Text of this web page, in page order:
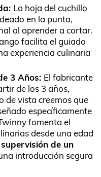
La hoja del cuchillo
en la punta,
al aprender a cortar.
facilita el guiado
experiencia culinaria
3 Años: El fabricante
de los 3 años,
de vista creemos que
específicamente
fomenta el
desde una edad
de un
introducción segura